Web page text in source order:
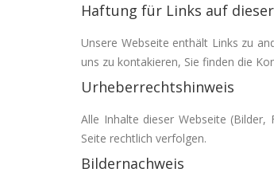
Haftung für Links auf
Unsere Webseite enthält Links zu
uns zu kontakieren, Sie finden die
Urheberrechtshinweis
Alle Inhalte dieser Webseite
Seite rechtlich verfolgen.
Bildernachweis